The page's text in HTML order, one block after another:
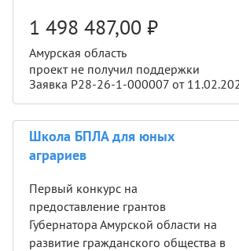
1 498 487,00 ₽
Амурская область
проект не получил поддержки
Заявка Р28-26-1-000007 от
Школа БПЛА для юных
аграриев
Первый конкурс на
предоставление грантов
Губернатора Амурской области на
развитие гражданского общества в